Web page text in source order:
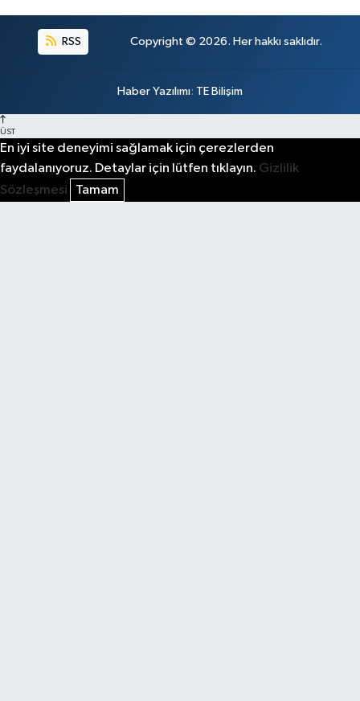
RSS Copyright © 2026. Her hakkı saklıdır.
Haber Yazılımı: TE Bilişim
ÜST
En iyi site deneyimi sağlamak için çerezlerden
faydalanıyoruz. Detaylar için lütfen tıklayın. Gizlilik
Sözleşmesi
Tamam